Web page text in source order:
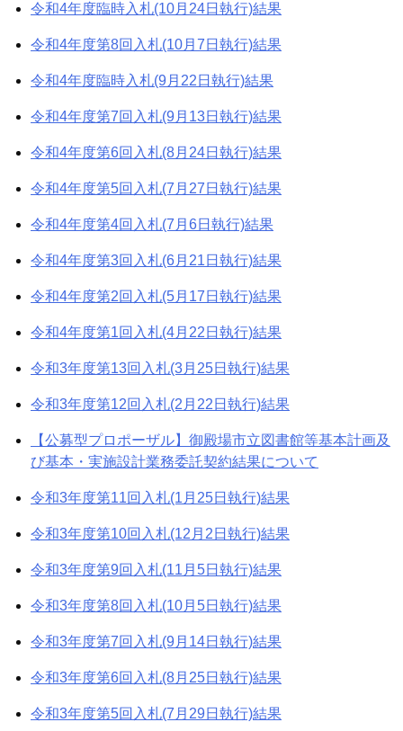
令和4年度臨時入札(10月24日執行)結果
令和4年度第8回入札(10月7日執行)結果
令和4年度臨時入札(9月22日執行)結果
令和4年度第7回入札(9月13日執行)結果
令和4年度第6回入札(8月24日執行)結果
令和4年度第5回入札(7月27日執行)結果
令和4年度第4回入札(7月6日執行)結果
令和4年度第3回入札(6月21日執行)結果
令和4年度第2回入札(5月17日執行)結果
令和4年度第1回入札(4月22日執行)結果
令和3年度第13回入札(3月25日執行)結果
令和3年度第12回入札(2月22日執行)結果
【公募型プロポーザル】御殿場市立図書館等基本計画及
び基本・実施設計業務委託契約結果について
令和3年度第11回入札(1月25日執行)結果
令和3年度第10回入札(12月2日執行)結果
令和3年度第9回入札(11月5日執行)結果
令和3年度第8回入札(10月5日執行)結果
令和3年度第7回入札(9月14日執行)結果
令和3年度第6回入札(8月25日執行)結果
令和3年度第5回入札(7月29日執行)結果